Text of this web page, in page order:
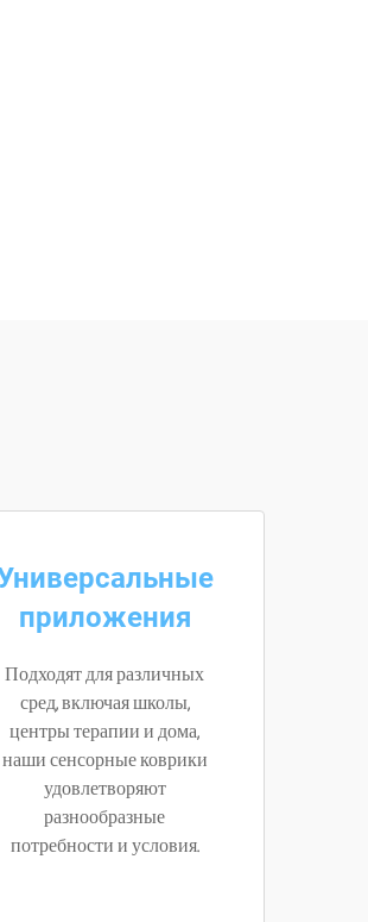
приложения
Подходят для различных
сред, включая школы,
центры терапии и дома,
наши сенсорные коврики
удовлетворяют
разнообразные
потребности и условия.